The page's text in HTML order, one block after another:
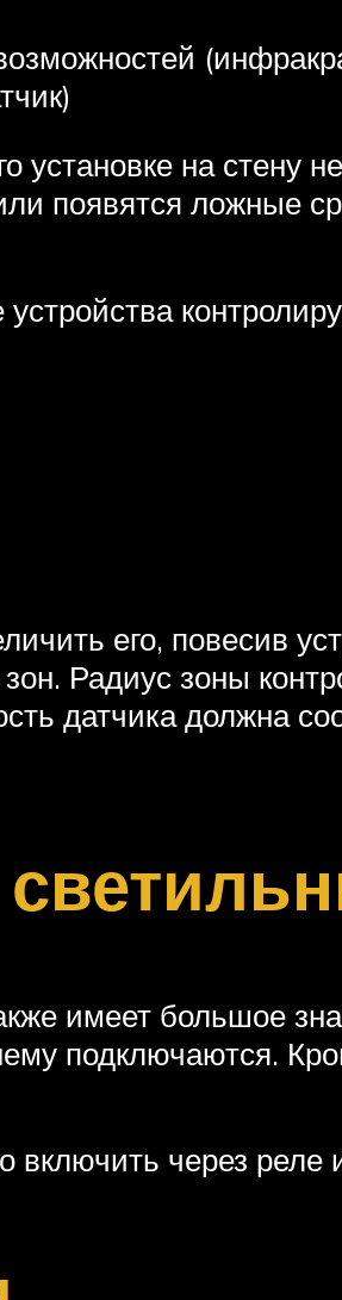
на стену
появятся ложные
устройства
его, повесив
Радиус зоны
датчика должна
имеет большое
подключаются.
через реле